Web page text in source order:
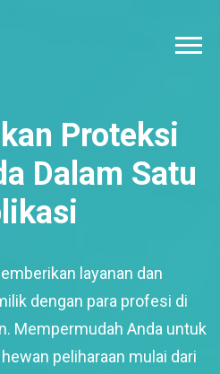
Proteksi
Dalam Satu
layanan dan
dengan para profesi di
Mempermudah Anda untuk
peliharaan mulai dari